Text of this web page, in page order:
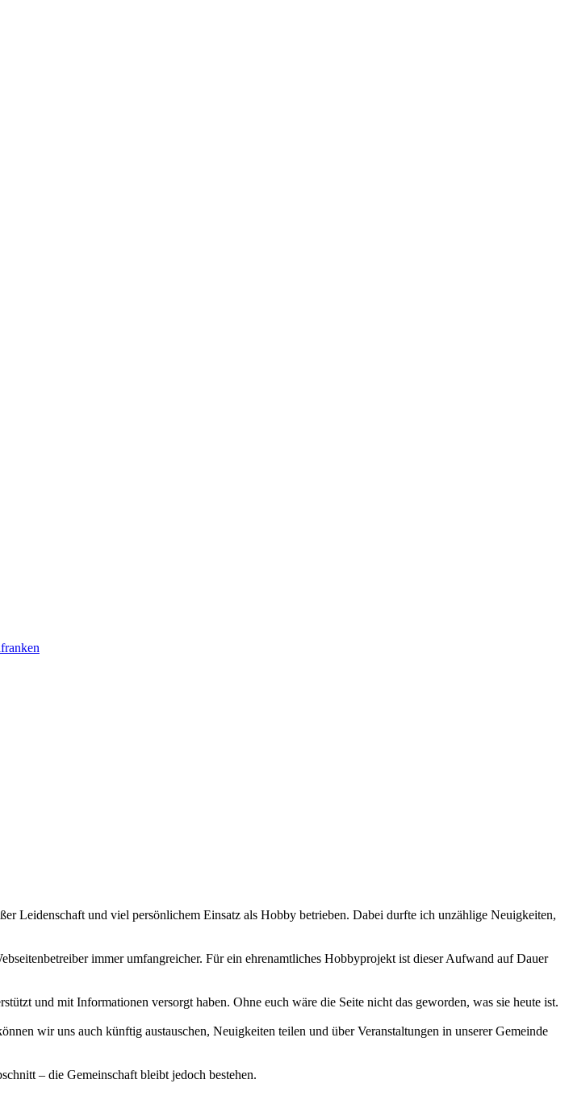
Leidenschaft und viel persönlichem Einsatz als Hobby betrieben. Dabei durfte ich unzählige Neuigkeiten,
immer umfangreicher. Für ein ehrenamtliches Hobbyprojekt ist dieser Aufwand auf Dauer
und mit Informationen versorgt haben. Ohne euch wäre die Seite nicht das geworden, was sie heute ist.
wir uns auch künftig austauschen, Neuigkeiten teilen und über Veranstaltungen in unserer Gemeinde
– die Gemeinschaft bleibt jedoch bestehen.